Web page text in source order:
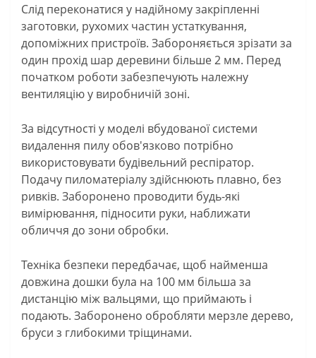
Слід переконатися у надійному закріпленні
заготовки, рухомих частин устаткування,
допоміжних пристроїв. Забороняється зрізати за
один прохід шар деревини більше 2 мм. Перед
початком роботи забезпечують належну
вентиляцію у виробничій зоні.
За відсутності у моделі вбудованої системи
видалення пилу обов'язково потрібно
використовувати будівельний респіратор.
Подачу пиломатеріалу здійснюють плавно, без
ривків. Заборонено проводити будь-які
вимірювання, підносити руки, наближати
обличчя до зони обробки.
Техніка безпеки передбачає, щоб найменша
довжина дошки була на 100 мм більша за
дистанцію між вальцями, що приймають і
подають. Заборонено обробляти мерзле дерево,
бруси з глибокими тріщинами.